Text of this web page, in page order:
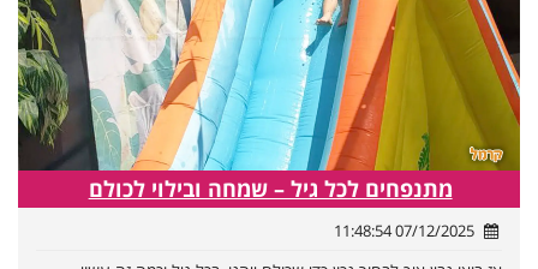
מתנפחים לכל גיל – שמחה ובילוי לכולם
07/12/2025 11:48:54